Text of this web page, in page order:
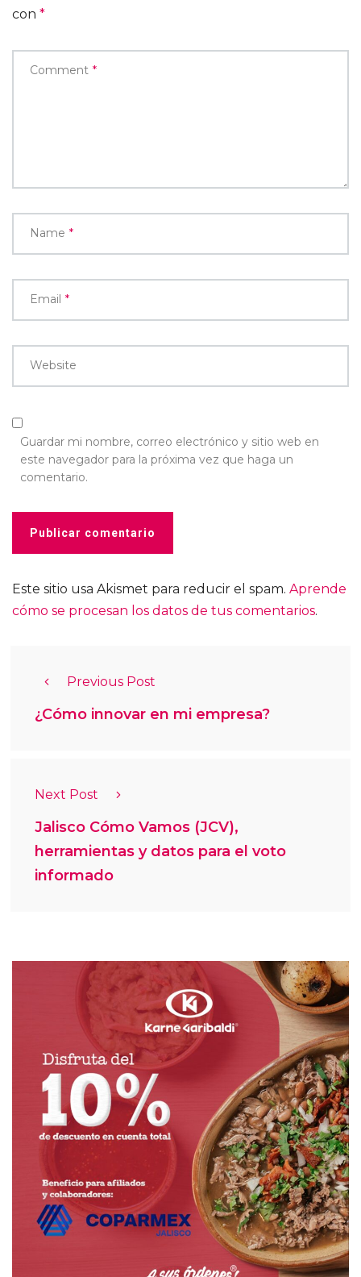
con *
Comment *
Name *
Email *
Website
Guardar mi nombre, correo electrónico y sitio web en
este navegador para la próxima vez que haga un
comentario.
Este sitio usa Akismet para reducir el spam. Aprende
cómo se procesan los datos de tus comentarios.
Previous Post
¿Cómo innovar en mi empresa?
Next Post
Jalisco Cómo Vamos (JCV),
herramientas y datos para el voto
informado